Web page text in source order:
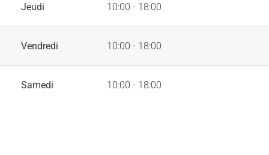
Jeudi 10:00 - 18:00
Vendredi 10:00 - 18:00
Samedi 10:00 - 18:00